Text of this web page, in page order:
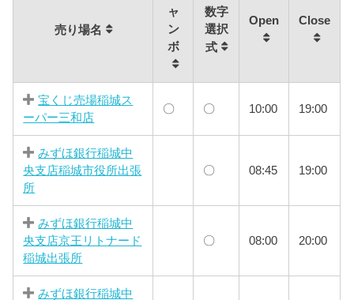
売り場名
ャ
ン
ボ
数字
選択
式
Open Close
宝くじ売場稲城ス
ーパー三和店
〇 〇 10:00 19:00
みずほ銀行稲城中
央支店稲城市役所出張
所
〇 08:45 19:00
みずほ銀行稲城中
央支店京王リトナード
稲城出張所
〇 08:00 20:00
みずほ銀行稲城中